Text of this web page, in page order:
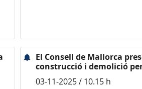
El Consell de Mallorca
construcció i demolició
03-11-2025 / 10.15 h